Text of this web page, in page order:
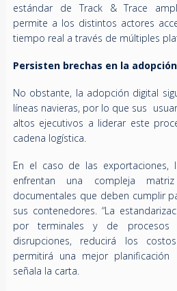
estándar de Track & Trace
permite a los distintos actores
tiempo real a través de múltiples
Persisten brechas en la adopción
No obstante, la adopción digital
líneas navieras, por lo que sus
altos ejecutivos a liderar este
cadena logística.
En el caso de las exportaciones,
enfrentan una compleja
documentales que deben cumplir
sus contenedores. “La
por terminales y de procesos
disrupciones, reducirá los
permitirá una mejor planificación
señala la carta.